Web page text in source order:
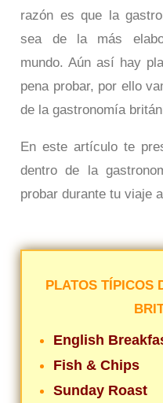
razón es que la
sea de la más
mundo. Aún así hay
pena probar, por ello
de la gastronomía
En este artículo te
dentro de la
probar durante tu viaje
PLATOS TÍPICOS
English
Fish & Chips
Sunday Roast